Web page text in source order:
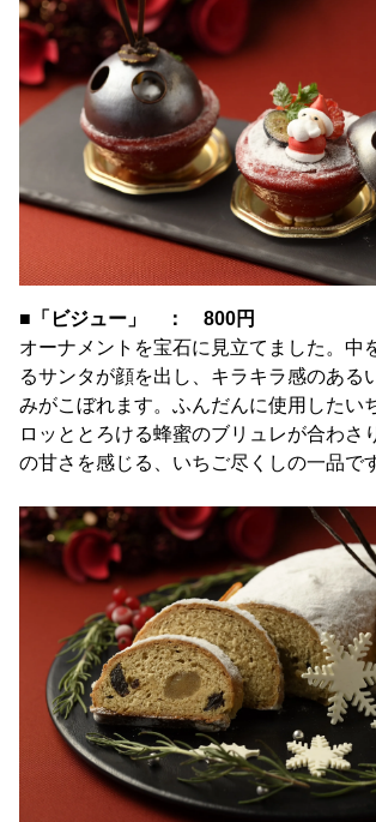
■「ビジュー」 ： 800円
オーナメントを宝石に見立てました。中
るサンタが顔を出し、キラキラ感のある
みがこぼれます。ふんだんに使用したい
ロッととろける蜂蜜のブリュレが合わさ
の甘さを感じる、いちご尽くしの一品で